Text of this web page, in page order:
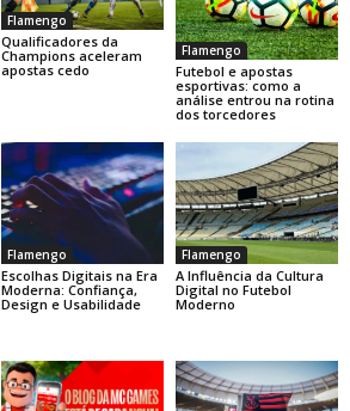
Flamengo
Qualificadores da
Champions aceleram
apostas cedo
Flamengo
Futebol e apostas
esportivas: como a
análise entrou na rotina
dos torcedores
Flamengo
Escolhas Digitais na Era
Moderna: Confiança,
Design e Usabilidade
Flamengo
A Influência da Cultura
Digital no Futebol
Moderno